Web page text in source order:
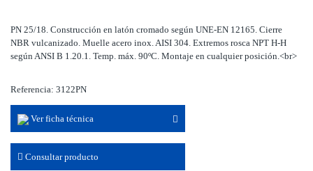
PN 25/18. Construcción en latón cromado según UNE-EN 12165. Cierre
NBR vulcanizado. Muelle acero inox. AISI 304. Extremos rosca NPT H-H
según ANSI B 1.20.1. Temp. máx. 90ºC. Montaje en cualquier posición.<br>
Referencia: 3122PN
Ver ficha técnica
Consultar producto